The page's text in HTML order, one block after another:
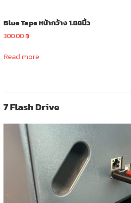
Blue Tape หน้ากว้าง 1.88นิ้ว
300.00฿
Read more
7 Flash Drive